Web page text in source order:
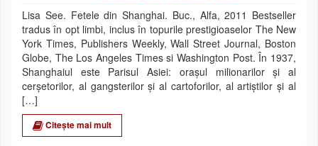
Lisa See. Fetele din Shanghai. Buc., Alfa, 2011 Bestseller
tradus în opt limbi, inclus în topurile prestigioaselor The New
York Times, Publishers Weekly, Wall Street Journal, Boston
Globe, The Los Angeles Times si Washington Post. În 1937,
Shanghaiul este Parisul Asiei: oraşul milionarilor şi al
cerşetorilor, al gangsterilor şi al cartoforilor, al artiştilor şi al
[…]
Citește mai mult